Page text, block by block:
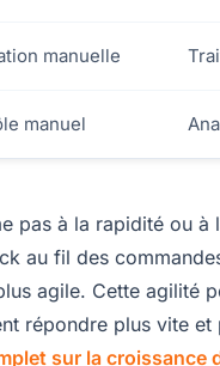
manuelle
manuel
pas à la rapidité ou
au fil des
agile. Cette agilité
répondre plus vite
sur la croissance